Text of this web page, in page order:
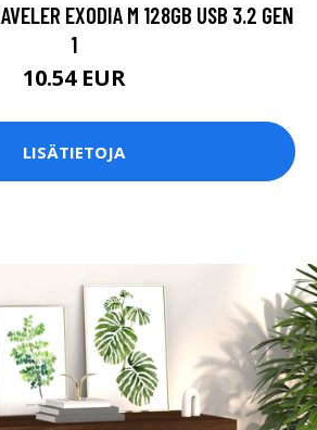
EXODIA M 128GB USB 3.2 GEN
1
10.54 EUR
LISÄTIETOJA